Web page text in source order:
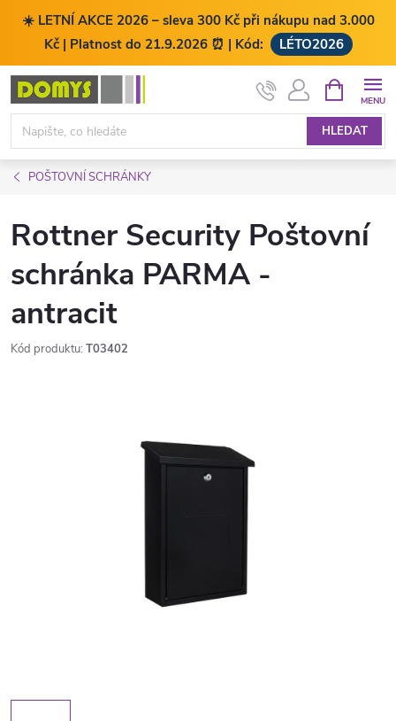
☀️ LETNÍ AKCE 2026 – sleva 300 Kč při nákupu nad 3.000
Kč | Platnost do 21.9.2026 ⏰ | Kód:
LÉTO2026
Přejít
obsah
HLEDAT
NÁKUPNÍ
KOŠÍK
POŠTOVNÍ SCHRÁNKY
Rottner Security Poštovní
schránka PARMA -
antracit
Kód produktu: T03402